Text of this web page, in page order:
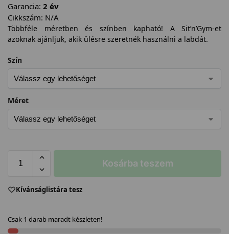
Garancia: 2 év
Cikkszám: N/A
Többféle méretben és színben kapható! A Sit’n’Gym-et
azoknak ajánljuk, akik ülésre szeretnék használni a labdát.
Szín
Méret
Kosárba teszem
Kívánságlistára tesz
Csak 1 darab maradt készleten!